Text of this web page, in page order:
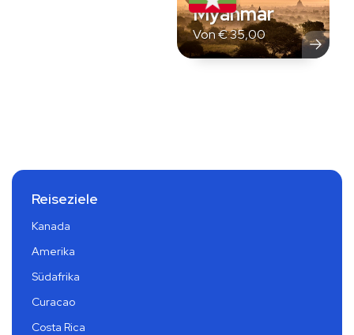
Myanmar
Von€35,00
Reiseziele
Kanada
Amerika
Südafrika
Curacao
Costa Rica